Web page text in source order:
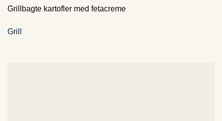
Grillbagte kartofler med fetacreme
Grill